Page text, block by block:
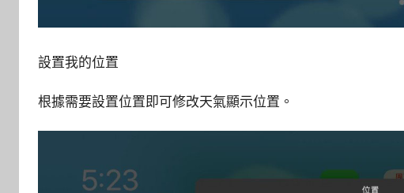
設置我的位置
根據需要設置位置即可修改天氣顯示位置。